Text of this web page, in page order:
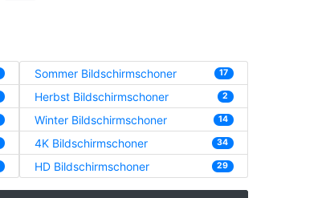
Sommer Bildschirmschoner 17
Herbst Bildschirmschoner 2
Winter Bildschirmschoner 14
4K Bildschirmschoner 34
HD Bildschirmschoner 29